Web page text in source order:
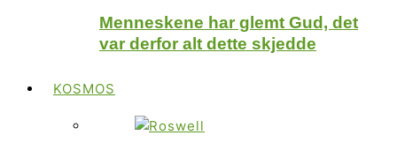
Menneskene har glemt Gud, det
var derfor alt dette skjedde
KOSMOS